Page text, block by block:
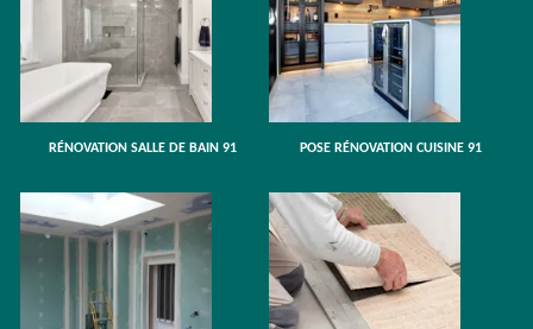
RÉNOVATION SALLE DE BAIN 91 POSE RÉNOVATION CUISINE 91